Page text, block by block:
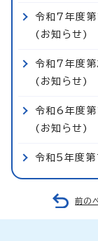
令和7年度第
(お知らせ)
令和7年度第
(お知らせ)
令和6年度第
(お知らせ)
令和5年度第
前の